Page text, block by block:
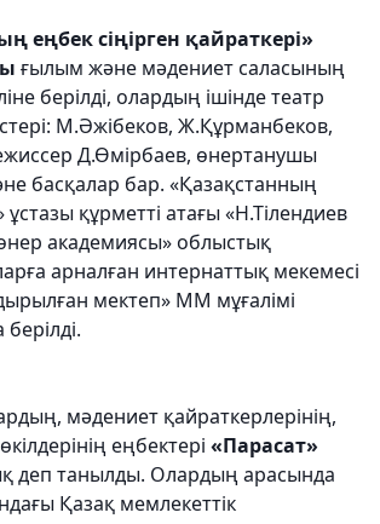
еңбек сіңірген қайраткері»
ғылым және мәдениет саласының
берілді, олардың ішінде театр
М.Әжібеков, Ж.Құрманбеков,
Д.Өмірбаев, өнертанушы
басқалар бар. «Қазақстанның
ұстазы құрметті атағы «Н.Тілендиев
академиясы» облыстық
арналған интернаттық мекемесі
мектеп» ММ мұғалімі
мәдениет қайраткерлерінің,
еңбектері «Парасат»
деп танылды. Олардың арасында
Қазақ мемлекеттік